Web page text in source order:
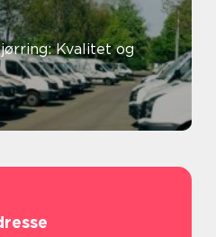
Kvalitet og